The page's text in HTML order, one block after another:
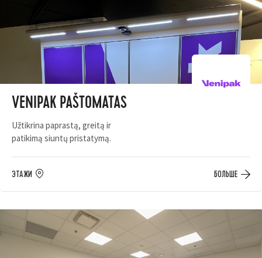
VENIPAK PAŠTOMATAS
Užtikrina paprastą, greitą ir
patikimą siuntų pristatymą.
ЭТАЖИ БОЛЬШЕ